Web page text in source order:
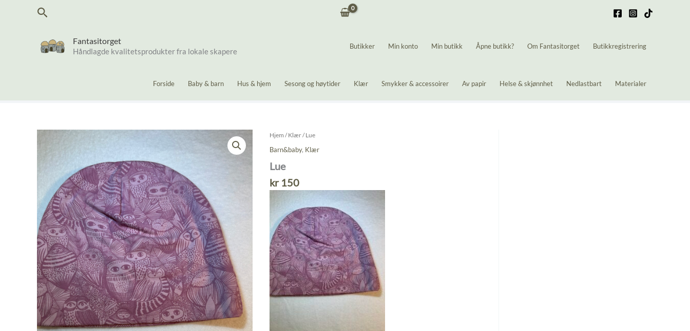
Søk
Fantasitorget
Håndlagde kvalitetsprodukter fra lokale skapere
Butikker Min konto Min butikk Åpne butikk? Om Fantasitorget Butikkregistrering
Forside Baby & barn Hus & hjem Sesong og høytider Klær Smykker & accessoirer Av papir Helse & skjønnhet Nedlastbart Materialer
Hjem /Klær/ Lue
Barn&baby, Klær
Lue
kr150